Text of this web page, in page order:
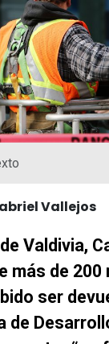
Vallejos
Valdivia,
más de 200
ser
de